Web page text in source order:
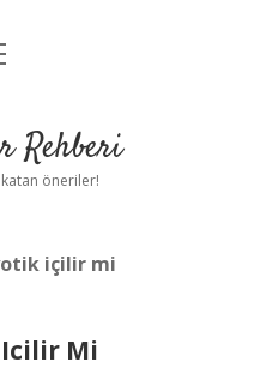
Rehberi
katan öneriler!
içilir mi
Mi